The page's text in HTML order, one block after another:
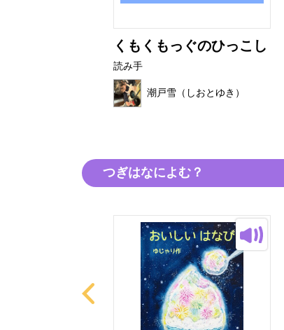
くもくもっぐのひっこし
読み手
潮戸雪（しおとゆき）
つぎはなによむ？